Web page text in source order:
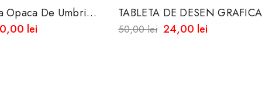
De Umbrire
lei
TABLETA DE DESEN
CU ECRAN LCD RECRIPTIBILA,
8.5 INCH,
50,00 lei 24,00 lei